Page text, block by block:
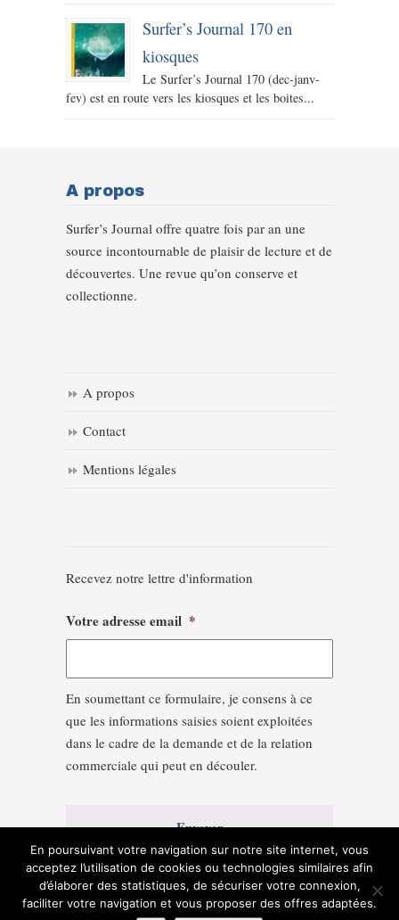
Surfer’s Journal 170 en
kiosques
Le Surfer’s Journal 170 (dec-janv-
fev) est en route vers les kiosques et les boites...
A propos
Surfer’s Journal offre quatre fois par an une
source incontournable de plaisir de lecture et de
découvertes. Une revue qu’on conserve et
collectionne.
A propos
Contact
Mentions légales
Recevez notre lettre d'information
Votre adresse email *
En soumettant ce formulaire, je consens à ce
que les informations saisies soient exploitées
dans le cadre de la demande et de la relation
commerciale qui peut en découler.
En poursuivant votre navigation sur notre site internet, vous
acceptez l’utilisation de cookies ou technologies similaires afin
d’élaborer des statistiques, de sécuriser votre connexion,
faciliter votre navigation et vous proposer des offres adaptées.